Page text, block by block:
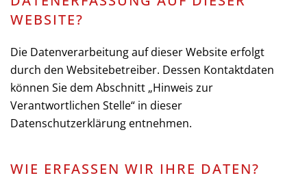
WEBSITE?
Die Datenverarbeitung auf dieser Website erfolgt
durch den Websitebetreiber. Dessen Kontaktdaten
können Sie dem Abschnitt „Hinweis zur
Verantwortlichen Stelle“ in dieser
Datenschutzerklärung entnehmen.
WIE ERFASSEN WIR IHRE DATEN?